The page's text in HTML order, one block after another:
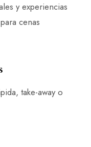
y experiencias
cenas
take-away o